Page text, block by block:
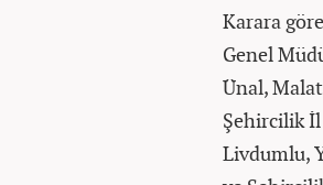
Karara
Genel
Ünal,
Şehircilik
Livdumlu,